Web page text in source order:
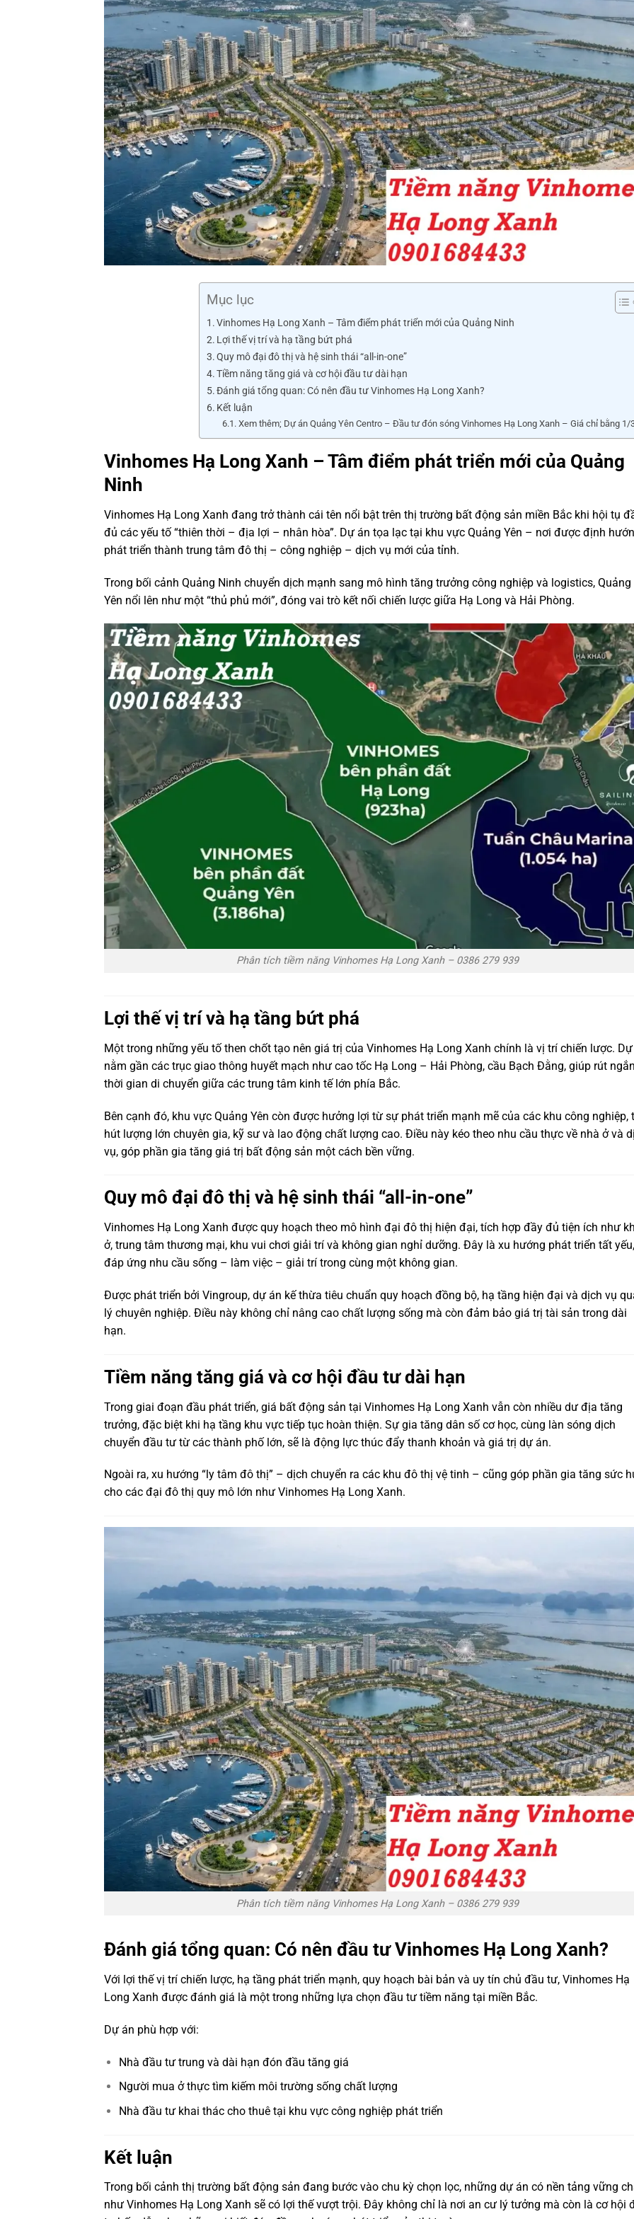
Mục lục
Vinhomes Hạ Long Xanh – Tâm điểm phát triển mới của Quảng Ninh
Lợi thế vị trí và hạ tầng bứt phá
Quy mô đại đô thị và hệ sinh thái “all-in-one”
Tiềm năng tăng giá và cơ hội đầu tư dài hạn
Đánh giá tổng quan: Có nên đầu tư Vinhomes Hạ Long Xanh?
Kết luận
Xem thêm; Dự án Quảng Yên Centro – Đầu tư đón sóng Vinhomes Hạ Long Xanh – Giá chỉ bằng 1/
Vinhomes Hạ Long Xanh – Tâm điểm phát triển mới của Quảng
Ninh
Vinhomes Hạ Long Xanh đang trở thành cái tên nổi bật trên thị trường bất động sản miền Bắc khi hội tụ
đủ các yếu tố “thiên thời – địa lợi – nhân hòa”. Dự án tọa lạc tại khu vực Quảng Yên – nơi được định
phát triển thành trung tâm đô thị – công nghiệp – dịch vụ mới của tỉnh.
Trong bối cảnh Quảng Ninh chuyển dịch mạnh sang mô hình tăng trưởng công nghiệp và logistics, Quảng
Yên nổi lên như một “thủ phủ mới”, đóng vai trò kết nối chiến lược giữa Hạ Long và Hải Phòng.
Phân tích tiềm năng Vinhomes Hạ Long Xanh – 0386 279 939
Lợi thế vị trí và hạ tầng bứt phá
Một trong những yếu tố then chốt tạo nên giá trị của Vinhomes Hạ Long Xanh chính là vị trí chiến lược.
nằm gần các trục giao thông huyết mạch như cao tốc Hạ Long – Hải Phòng, cầu Bạch Đằng, giúp rút ngắn
thời gian di chuyển giữa các trung tâm kinh tế lớn phía Bắc.
Bên cạnh đó, khu vực Quảng Yên còn được hưởng lợi từ sự phát triển mạnh mẽ của các khu công nghiệp,
hút lượng lớn chuyên gia, kỹ sư và lao động chất lượng cao. Điều này kéo theo nhu cầu thực về nhà ở và
vụ, góp phần gia tăng giá trị bất động sản một cách bền vững.
Quy mô đại đô thị và hệ sinh thái “all-in-one”
Vinhomes Hạ Long Xanh được quy hoạch theo mô hình đại đô thị hiện đại, tích hợp đầy đủ tiện ích như
ở, trung tâm thương mại, khu vui chơi giải trí và không gian nghỉ dưỡng. Đây là xu hướng phát triển tất yếu,
đáp ứng nhu cầu sống – làm việc – giải trí trong cùng một không gian.
Được phát triển bởi Vingroup, dự án kế thừa tiêu chuẩn quy hoạch đồng bộ, hạ tầng hiện đại và dịch vụ
lý chuyên nghiệp. Điều này không chỉ nâng cao chất lượng sống mà còn đảm bảo giá trị tài sản trong dài
hạn.
Tiềm năng tăng giá và cơ hội đầu tư dài hạn
Trong giai đoạn đầu phát triển, giá bất động sản tại Vinhomes Hạ Long Xanh vẫn còn nhiều dư địa tăng
trưởng, đặc biệt khi hạ tầng khu vực tiếp tục hoàn thiện. Sự gia tăng dân số cơ học, cùng làn sóng dịch
chuyển đầu tư từ các thành phố lớn, sẽ là động lực thúc đẩy thanh khoản và giá trị dự án.
Ngoài ra, xu hướng “ly tâm đô thị” – dịch chuyển ra các khu đô thị vệ tinh – cũng góp phần gia tăng sức
cho các đại đô thị quy mô lớn như Vinhomes Hạ Long Xanh.
Phân tích tiềm năng Vinhomes Hạ Long Xanh – 0386 279 939
Đánh giá tổng quan: Có nên đầu tư Vinhomes Hạ Long Xanh?
Với lợi thế vị trí chiến lược, hạ tầng phát triển mạnh, quy hoạch bài bản và uy tín chủ đầu tư, Vinhomes Hạ
Long Xanh được đánh giá là một trong những lựa chọn đầu tư tiềm năng tại miền Bắc.
Dự án phù hợp với:
Nhà đầu tư trung và dài hạn đón đầu tăng giá
Người mua ở thực tìm kiếm môi trường sống chất lượng
Nhà đầu tư khai thác cho thuê tại khu vực công nghiệp phát triển
Kết luận
Trong bối cảnh thị trường bất động sản đang bước vào chu kỳ chọn lọc, những dự án có nền tảng vững
như Vinhomes Hạ Long Xanh sẽ có lợi thế vượt trội. Đây không chỉ là nơi an cư lý tưởng mà còn là cơ hội